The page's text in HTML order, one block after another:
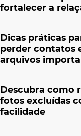
fortalecer a
Dicas práticas
perder contatos
arquivos
Descubra como
fotos excluídas
facilidade